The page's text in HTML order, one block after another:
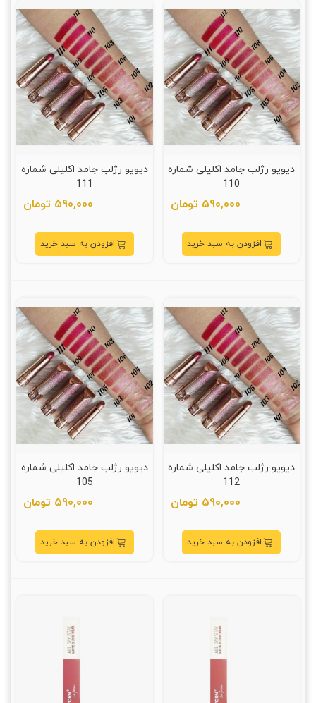
دیویو رژلب جامد اکلیلی شماره
110
590,000 تومان
افزودن به سبد خرید
دیویو رژلب جامد اکلیلی شماره
111
590,000 تومان
افزودن به سبد خرید
دیویو رژلب جامد اکلیلی شماره
112
590,000 تومان
افزودن به سبد خرید
دیویو رژلب جامد اکلیلی شماره
105
590,000 تومان
افزودن به سبد خرید